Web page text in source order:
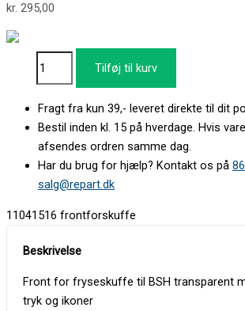
kr. 295,00
Tilføj til kurv
Fragt fra kun 39,- leveret direkte til dit
Bestil inden kl. 15 på hverdage. Hvis
afsendes ordren samme dag.
Har du brug for hjælp? Kontakt os på
salg@repart.dk
11041516 frontforskuffe
Front for fryseskuffe til BSH transparent
tryk og ikoner